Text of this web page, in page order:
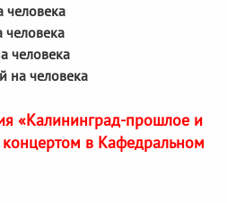
человека
человека
человека
на человека
«Калининград-прошлое и
в Кафедральном